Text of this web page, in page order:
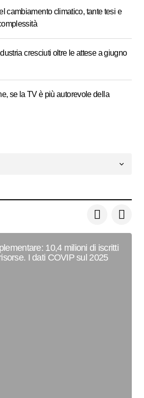
cambiamento climatico, tante tesi e
cresciuti oltre le attese a giugno
se la TV è più autorevole della
10,4 milioni di iscritti
I dati COVIP sul 2025